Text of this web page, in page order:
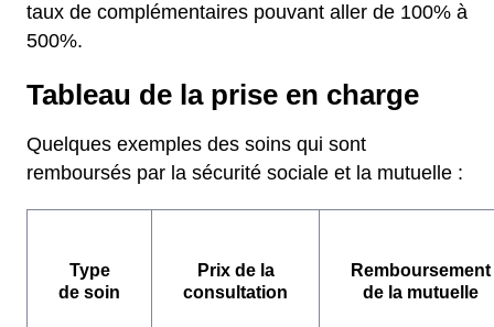
taux de complémentaires pouvant aller de 100% à
500%.
Tableau de la prise en charge
Quelques exemples des soins qui sont
remboursés par la sécurité sociale et la mutuelle :
Type
de soin
Prix de la
consultation
Remboursement
de la mutuelle